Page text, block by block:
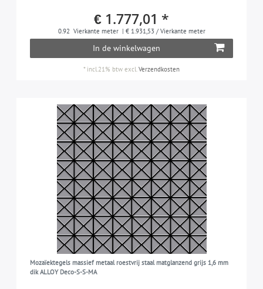
€ 1.777,01 *
0.92 Vierkante meter | € 1.931,53 / Vierkante meter
In de winkelwagen
* incl.21% btw excl.Verzendkosten
Mozaïektegels massief metaal roestvrij staal matglanzend grijs 1,6 mm
dik ALLOY Deco-S-S-MA